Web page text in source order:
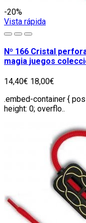
-20%
Vista rápida
Nº 166 Cristal
magia juegos
14,40€ 18,00€
.embed-container {
height: 0; overflo..